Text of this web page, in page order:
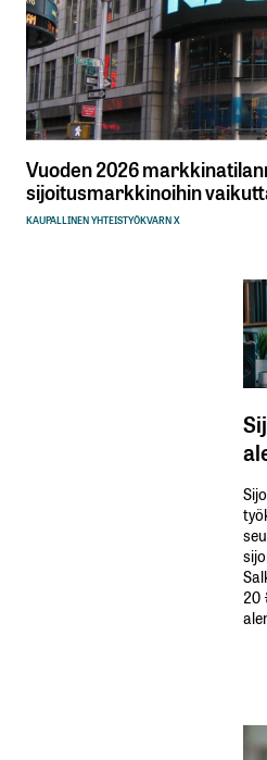
Vuoden 2026
sijoitusmarkkinoihin
KAUPALLINEN YHTEISTYÖKVARN X
20